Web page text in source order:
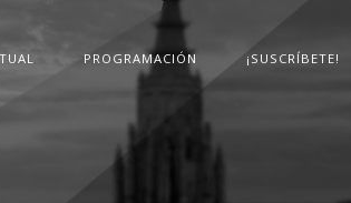
PROGRAMACIÓN ¡SUSCRÍBETE!